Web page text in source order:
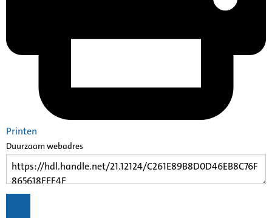
Printen
Duurzaam webadres